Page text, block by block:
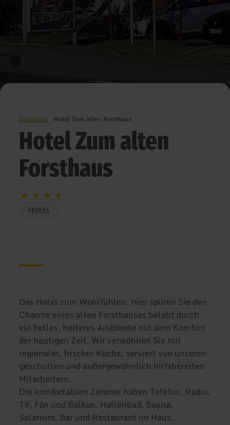
Startseite Hotel Zum alten Forsthaus
Hotel Zum alten
Forsthaus
Hotel
Das Hotel zum Wohlfühlen. Hier spüren Sie den
Charme eines alten Forsthauses belebt durch
ein helles, heiteres Ambiente mit dem Komfort
der heutigen Zeit. Wir verwöhnen Sie mit
regionaler, frischer Küche, serviert von unseren
geschulten und außergewöhnlich hilfsbereiten
Mitarbeitern.
Die komfortablen Zimmer haben Telefon, Radio,
TV, Fön und Balkon. Hallenbad, Sauna,
Solarium, Bar und Restaurant im Haus.